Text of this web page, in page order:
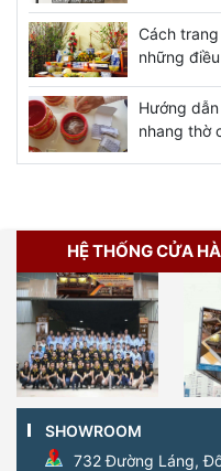
Cách
những
Hướng
nhang thờ
HỆ THỐNG CỬA
SHOWROOM
732 Đường Láng,